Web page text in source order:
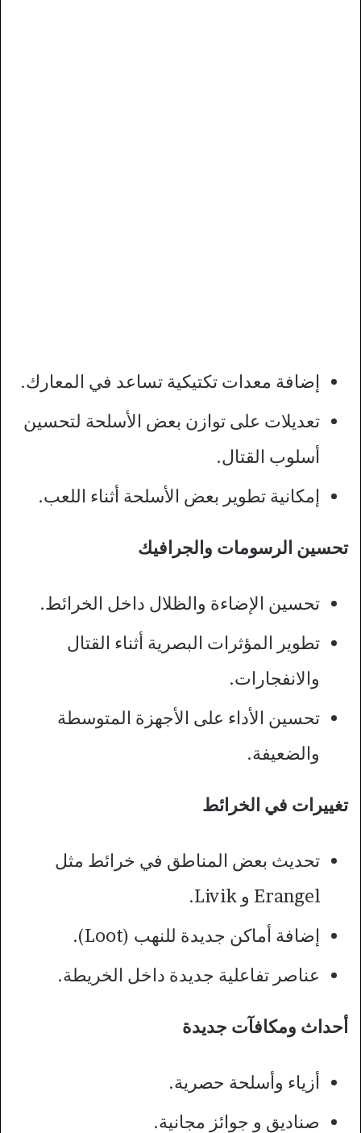
إضافة معدات تكتيكية تساعد في المعارك.
تعديلات على توازن بعض الأسلحة لتحسين
أسلوب القتال.
إمكانية تطوير بعض الأسلحة أثناء اللعب.
تحسين الرسومات والجرافيك
تحسين الإضاءة والظلال داخل الخرائط.
تطوير المؤثرات البصرية أثناء القتال
والانفجارات.
تحسين الأداء على الأجهزة المتوسطة
والضعيفة.
تغييرات في الخرائط
تحديث بعض المناطق في خرائط مثل
Erangel و Livik.
إضافة أماكن جديدة للنهب (Loot).
عناصر تفاعلية جديدة داخل الخريطة.
أحداث ومكافآت جديدة
أزياء وأسلحة حصرية.
صناديق و جوائز مجانية.